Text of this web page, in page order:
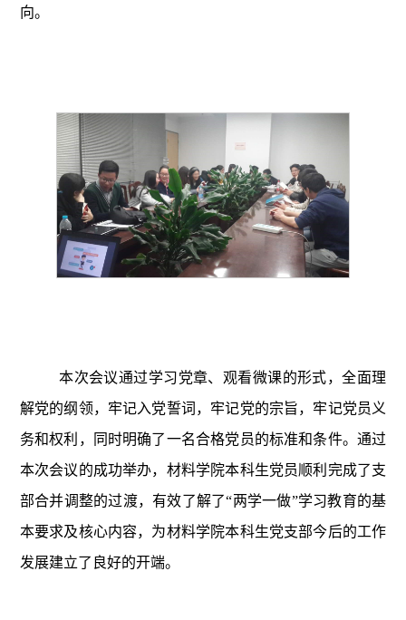
向。
本次会议通过学习党章、观看微课的形式，全面理
解党的纲领，牢记入党誓词，牢记党的宗旨，牢记党员义
务和权利，同时明确了一名合格党员的标准和条件。通过
本次会议的成功举办，材料学院本科生党员顺利完成了支
部合并调整的过渡，有效了解了“两学一做”学习教育的基
本要求及核心内容，为材料学院本科生党支部今后的工作
发展建立了良好的开端。